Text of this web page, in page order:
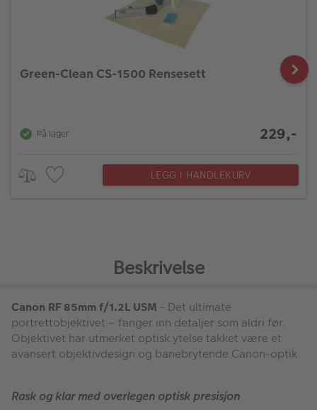
Green-Clean CS-1500 Rensesett
På lager 229,-
LEGG I HANDLEKURV
Beskrivelse
Canon RF 85mm f/1.2L USM - Det ultimate
portrettobjektivet – fanger inn detaljer som aldri før.
Objektivet har utmerket optisk ytelse takket være et
avansert objektivdesign og banebrytende Canon-optik.
Rask og klar med overlegen optisk presisjon